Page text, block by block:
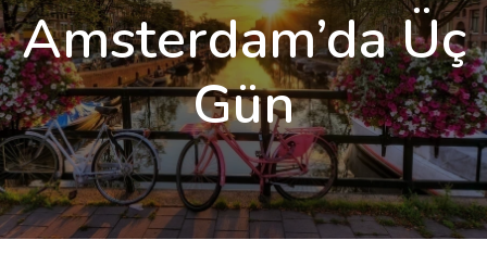
Amsterdam’da Üç
Gün